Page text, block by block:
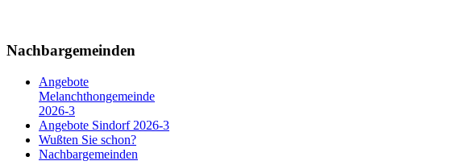
Nachbargemeinden
Angebote
Melanchthongemeinde
2026-3
Angebote Sindorf 2026-3
Wußten Sie schon?
Nachbargemeinden